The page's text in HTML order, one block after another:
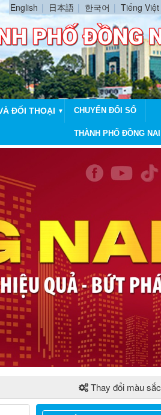
English 日本語 한국어 Tiếng Việt
ĐỐI THOẠI ▼ CHUYỂN ĐỔI SỐ
THÀNH PHỐ ĐỒNG NAI
Thay đổi màu sắc